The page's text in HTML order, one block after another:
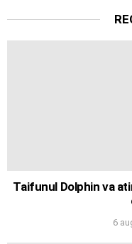
Taifunul Dolphin va
6